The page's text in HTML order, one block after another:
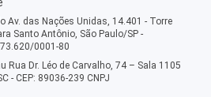
Av. das Nações Unidas, 14.401 - Torre
Santo Antônio, São Paulo/SP -
0001-80
Rua Dr. Léo de Carvalho, 74 – Sala 1105
- CEP: 89036-239 CNPJ